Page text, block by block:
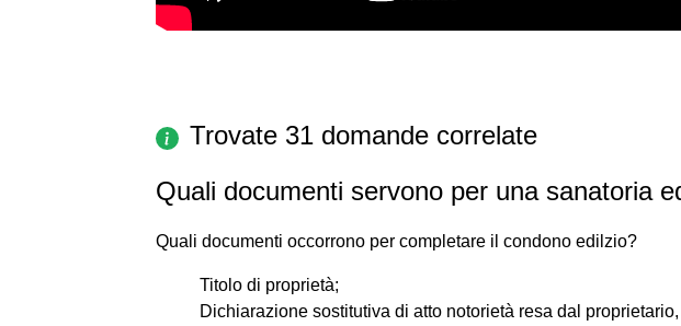
Trovate 31 domande correlate
Quali documenti servono per una sanatoria
Quali documenti occorrono per completare il condono edilzio?
Titolo di proprietà;
Dichiarazione sostitutiva di atto notorietà resa dal